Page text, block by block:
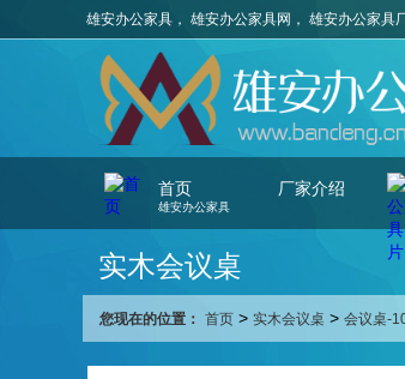
雄安办公家具， 雄安办公家具网， 雄安办公家具
首页
雄安办公家具
厂家介绍
实木会议桌
您现在的位置： 首页> 实木会议桌 > 会议桌-